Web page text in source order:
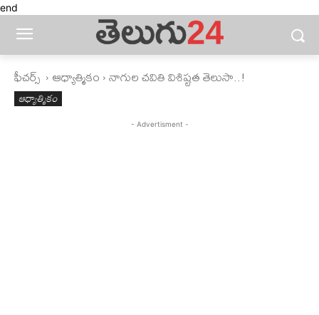
end
ఫీచ‌ర్స్ ‌ ఆధ్యాత్మికం నాగుల చవితి విశిష్టత తెలుసా..!
ఆధ్యాత్మికం
- Advertisment -